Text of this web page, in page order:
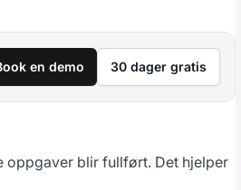
en demo 30 dager gratis
oppgaver blir fullført. Det hjelper